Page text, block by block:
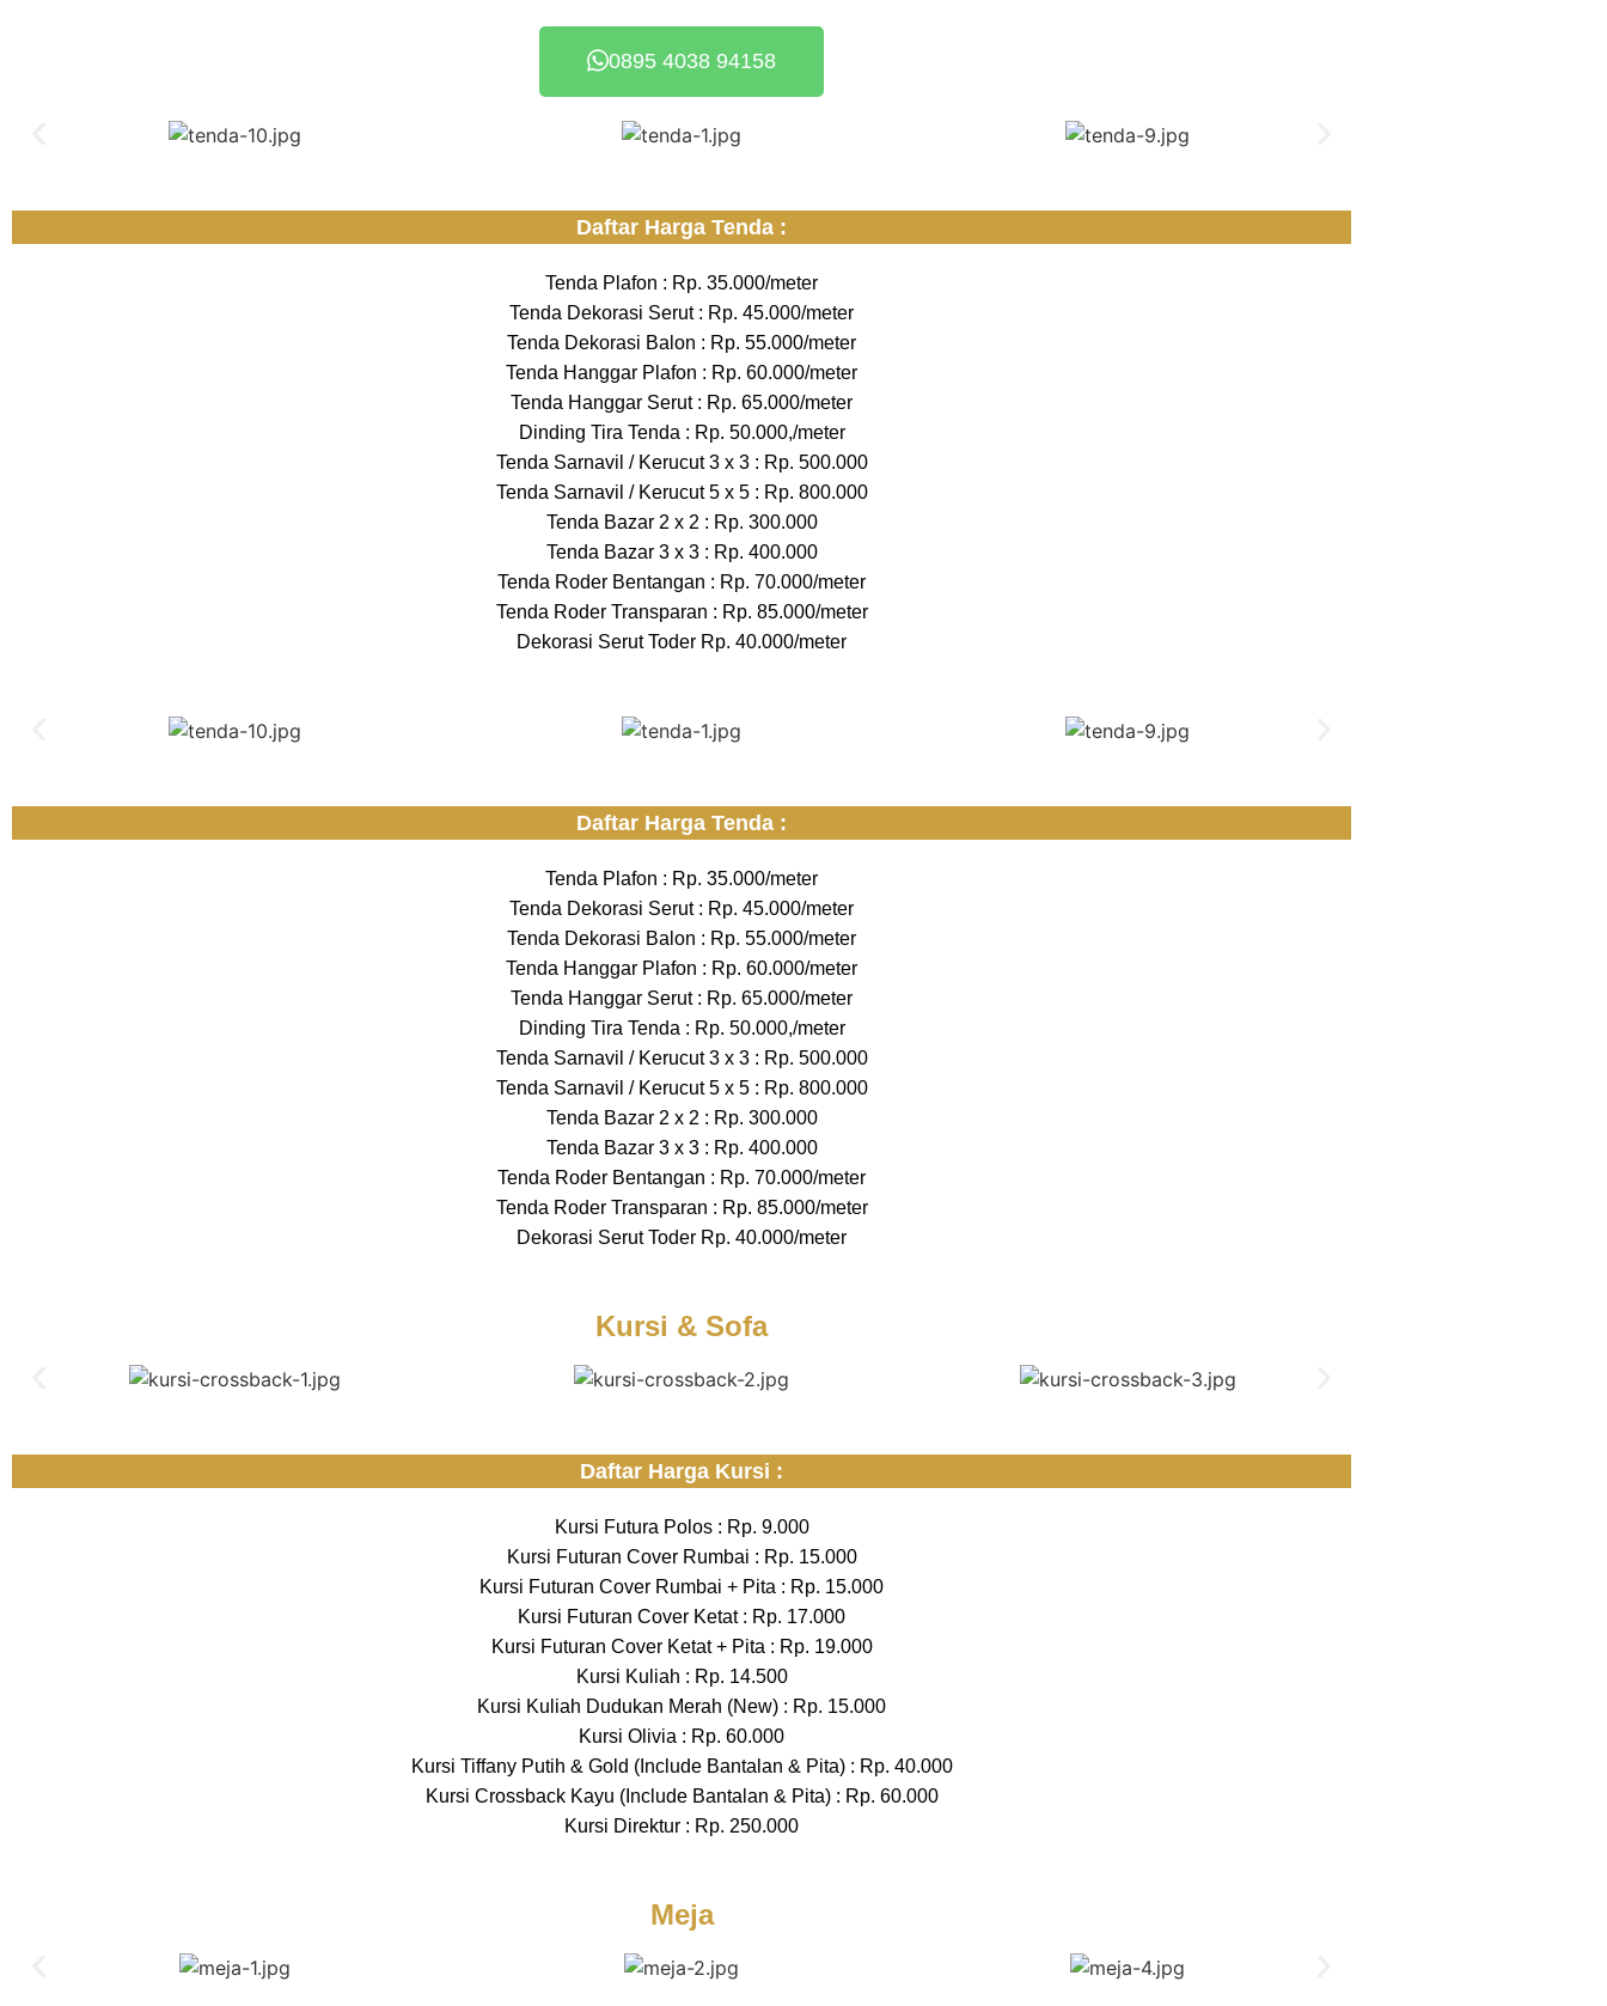
0895 4038 94158
Daftar Harga Tenda :
Tenda Plafon : Rp. 35.000/meter
Tenda Dekorasi Serut : Rp. 45.000/meter
Tenda Dekorasi Balon : Rp. 55.000/meter
Tenda Hanggar Plafon : Rp. 60.000/meter
Tenda Hanggar Serut : Rp. 65.000/meter
Dinding Tira Tenda : Rp. 50.000,/meter
Tenda Sarnavil / Kerucut 3 x 3 : Rp. 500.000
Tenda Sarnavil / Kerucut 5 x 5 : Rp. 800.000
Tenda Bazar 2 x 2 : Rp. 300.000
Tenda Bazar 3 x 3 : Rp. 400.000
Tenda Roder Bentangan : Rp. 70.000/meter
Tenda Roder Transparan : Rp. 85.000/meter
Dekorasi Serut Toder Rp. 40.000/meter
Daftar Harga Tenda :
Tenda Plafon : Rp. 35.000/meter
Tenda Dekorasi Serut : Rp. 45.000/meter
Tenda Dekorasi Balon : Rp. 55.000/meter
Tenda Hanggar Plafon : Rp. 60.000/meter
Tenda Hanggar Serut : Rp. 65.000/meter
Dinding Tira Tenda : Rp. 50.000,/meter
Tenda Sarnavil / Kerucut 3 x 3 : Rp. 500.000
Tenda Sarnavil / Kerucut 5 x 5 : Rp. 800.000
Tenda Bazar 2 x 2 : Rp. 300.000
Tenda Bazar 3 x 3 : Rp. 400.000
Tenda Roder Bentangan : Rp. 70.000/meter
Tenda Roder Transparan : Rp. 85.000/meter
Dekorasi Serut Toder Rp. 40.000/meter
Kursi & Sofa
Daftar Harga Kursi :
Kursi Futura Polos : Rp. 9.000
Kursi Futuran Cover Rumbai : Rp. 15.000
Kursi Futuran Cover Rumbai + Pita : Rp. 15.000
Kursi Futuran Cover Ketat : Rp. 17.000
Kursi Futuran Cover Ketat + Pita : Rp. 19.000
Kursi Kuliah : Rp. 14.500
Kursi Kuliah Dudukan Merah (New) : Rp. 15.000
Kursi Olivia : Rp. 60.000
Kursi Tiffany Putih & Gold (Include Bantalan & Pita) : Rp. 40.000
Kursi Crossback Kayu (Include Bantalan & Pita) : Rp. 60.000
Kursi Direktur : Rp. 250.000
Meja